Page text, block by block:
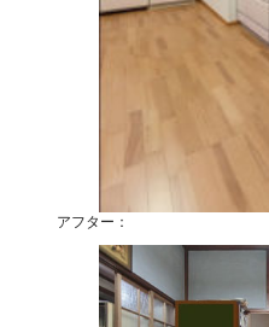
アフター：